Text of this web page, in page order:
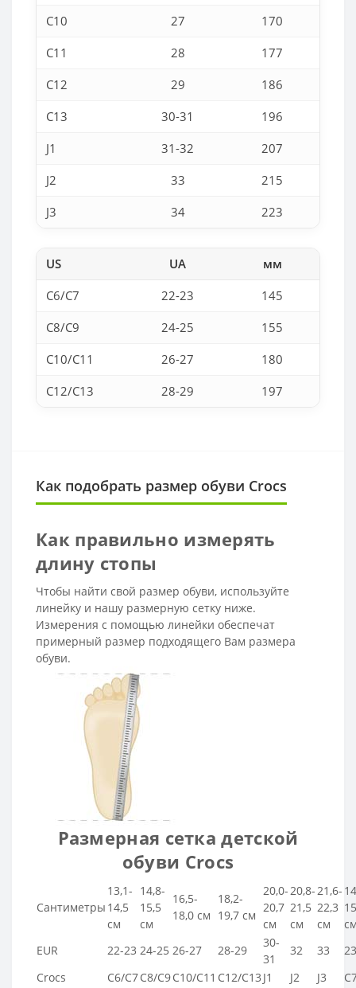
C10 27
170
C11
28
177
C12
29
186
C13
30-31
196
J1
31-32
207
J2
33
215
J3
34 223
US UA
мм
C6/C7
22-23
145
C8/C9
24-25
155
C10/C11
26-27
180
C12/C13
28-29 197
Как подобрать размер обуви Crocs
Как правильно измерять
длину стопы
Чтобы найти свой размер обуви, используйте
линейку и нашу размерную сетку ниже.
Измерения с помощью линейки обеспечат
примерный размер подходящего Вам размера
обуви.
Размерная сетка детской
обуви Crocs
Сантиметры
13,1-
14,5
см
14,8-
15,5
см
16,5-
18,0 см
18,2-
19,7 см
20,0-
20,7
см
20,8-
21,5
см
21,6-
22,3
см
EUR
22-23 24-25 26-27 28-29
30-
31
32 33
23
Crocs
C6/C7C8/C9C10/C11 C12/C13 J1 J2 J3